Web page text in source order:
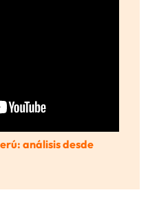
análisis desde